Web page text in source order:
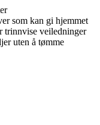
som kan gi hjemmet
trinnvise veiledninger
uten å tømme